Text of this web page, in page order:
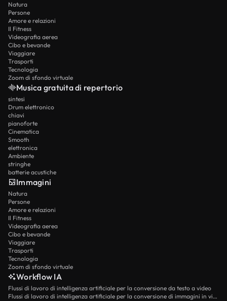
Natura
Persone
Amore e relazioni
Il Fitness
Videografia aerea
Cibo e bevande
Viaggiare
Trasporti
Tecnologia
Zoom di sfondo virtuale
Musica gratuita di repertorio
sintesi
Drum elettronico
chiavi
pianoforte
Cinematica
Smooth
elettronica
Ambiente
stringhe
batterie acustiche
Immagini
Natura
Persone
Amore e relazioni
Il Fitness
Videografia aerea
Cibo e bevande
Viaggiare
Trasporti
Tecnologia
Zoom di sfondo virtuale
Workflow IA
Flussi di lavoro di intelligenza artificiale per la conversione da testo a video
Flussi di lavoro di intelligenza artificiale per la conversione di immagini in video